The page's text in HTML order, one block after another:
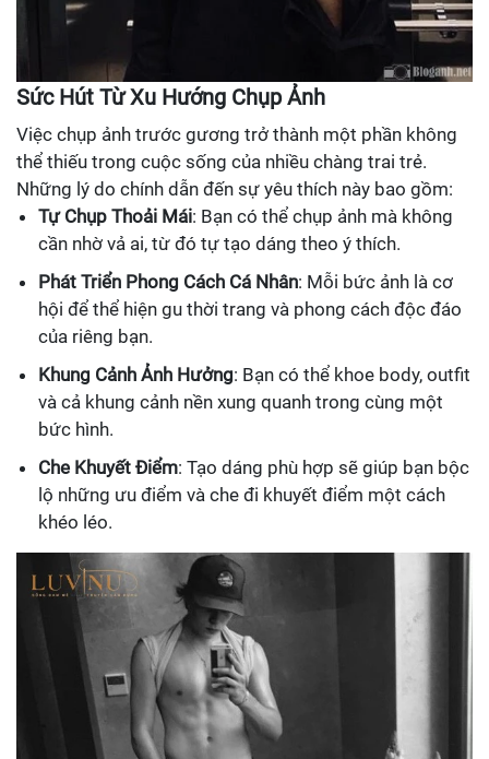
Sức Hút Từ Xu Hướng Chụp Ảnh
Việc chụp ảnh trước gương trở thành một phần không
thể thiếu trong cuộc sống của nhiều chàng trai trẻ.
Những lý do chính dẫn đến sự yêu thích này bao gồm:
Tự Chụp Thoải Mái: Bạn có thể chụp ảnh mà không
cần nhờ vả ai, từ đó tự tạo dáng theo ý thích.
Phát Triển Phong Cách Cá Nhân: Mỗi bức ảnh là cơ
hội để thể hiện gu thời trang và phong cách độc đáo
của riêng bạn.
Khung Cảnh Ảnh Hưởng: Bạn có thể khoe body, outfit
và cả khung cảnh nền xung quanh trong cùng một
bức hình.
Che Khuyết Điểm: Tạo dáng phù hợp sẽ giúp bạn bộc
lộ những ưu điểm và che đi khuyết điểm một cách
khéo léo.